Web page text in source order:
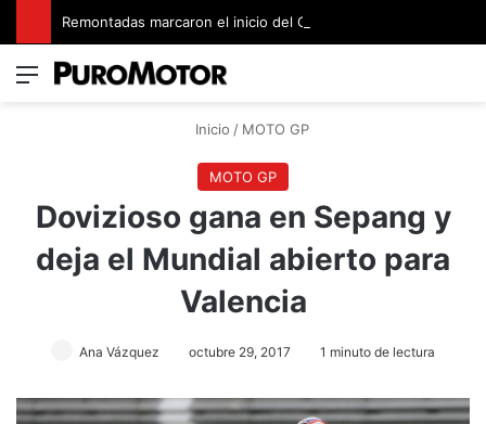
Menú
Inicio / MOTO GP
MOTO GP
Dovizioso gana en Sepang y
deja el Mundial abierto para
Valencia
Ana Vázquez octubre 29, 2017 1 minuto de lectura